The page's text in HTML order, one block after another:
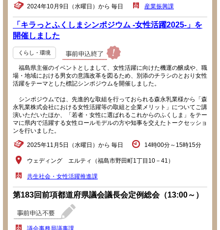
2024年10月9日（水曜日）から 毎日 産業振興課
「キラっとふくしまシンポジウム -女性活躍2025-」を
開催しました
くらし・環境
福島県主催のイベントとしまして、女性活躍に向けた機運の醸成や、職
場・地域における男女の意識改革を図るため、別添のチラシのとおり女性
活躍をテーマとした標記シンポジウムを開催しました。
シンポジウムでは、先進的な取組を行っておられる森永乳業様から「森
永乳業株式会社における女性活躍等の取組と企業メリット」についてご講
演いただいたほか、「若者・女性に選ばれるこれからのふくしま」をテー
マに県内で活躍する女性ロールモデルの方や知事を交えたトークセッショ
ンを行いました。
2025年11月5日（水曜日）から 毎日 14時00分～15時15分
ウェディング エルティ（福島市野田町1丁目10－41）
共生社会・女性活躍推進課
第183回前項都道府県議会議長会定例総会（13:00～）
議会事務局議事課